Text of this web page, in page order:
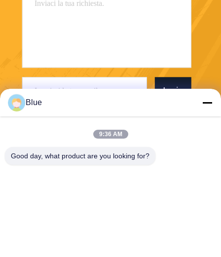
Invia
Blue
9:36 AM
Good day, what product are you looking for?